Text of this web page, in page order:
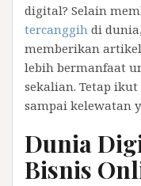
digital? Selain
tercanggih di
memberikan
lebih bermanfaat
sekalian. Tetap
sampai kelewatan
Dunia
Bisnis